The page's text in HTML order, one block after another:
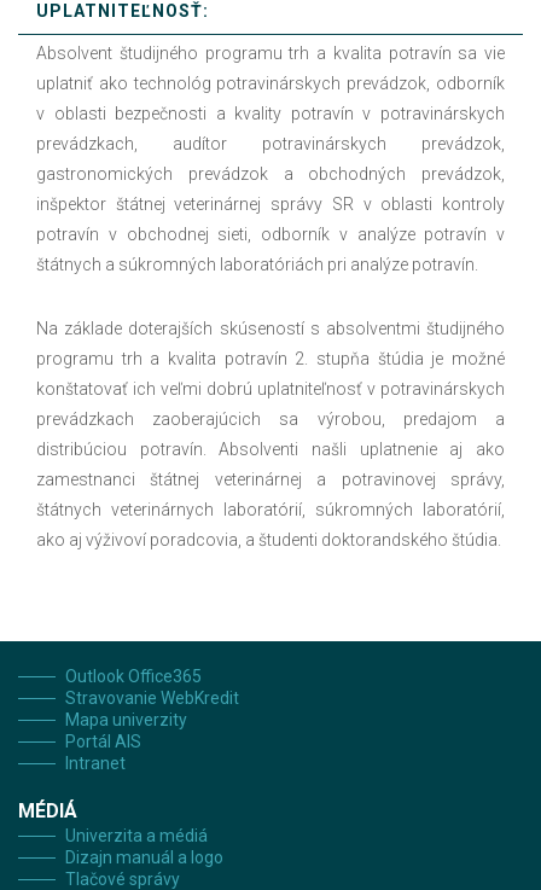
UPLATNITEĽNOSŤ:
Absolvent študijného programu trh a kvalita potravín sa vie
uplatniť ako technológ potravinárskych prevádzok, odborník
v oblasti bezpečnosti a kvality potravín v potravinárskych
prevádzkach, audítor potravinárskych prevádzok,
gastronomických prevádzok a obchodných prevádzok,
inšpektor štátnej veterinárnej správy SR v oblasti kontroly
potravín v obchodnej sieti, odborník v analýze potravín v
štátnych a súkromných laboratóriách pri analýze potravín.
Na základe doterajších skúseností s absolventmi študijného
programu trh a kvalita potravín 2. stupňa štúdia je možné
konštatovať ich veľmi dobrú uplatniteľnosť v potravinárskych
prevádzkach zaoberajúcich sa výrobou, predajom a
distribúciou potravín. Absolventi našli uplatnenie aj ako
zamestnanci štátnej veterinárnej a potravinovej správy,
štátnych veterinárnych laboratórií, súkromných laboratórií,
ako aj výživoví poradcovia, a študenti doktorandského štúdia.
Outlook Office365
Stravovanie WebKredit
Mapa univerzity
Portál AIS
Intranet
MÉDIÁ
Univerzita a médiá
Dizajn manuál a logo
Tlačové správy